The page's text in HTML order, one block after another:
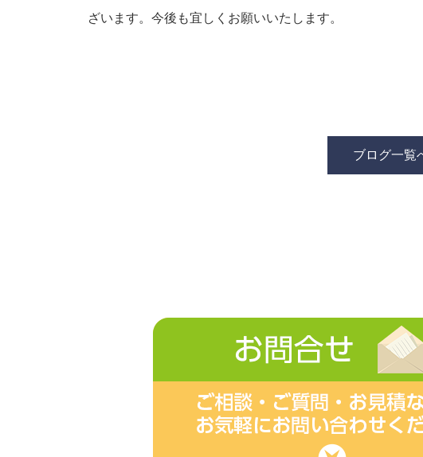
ざいます。今後も宜しくお願いいたします。
ブログ一覧